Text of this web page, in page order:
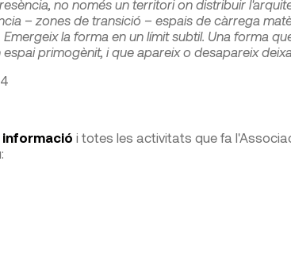
no només un territori on distribuir
– zones de transició – espais de càrrega
la forma en un límit subtil. Una forma
primogènit, i que apareix o desapareix
i totes les activitats que fa